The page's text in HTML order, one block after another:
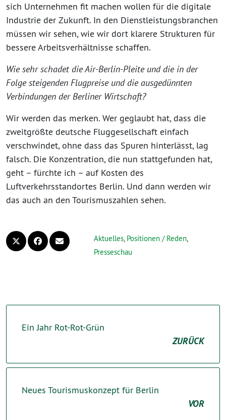
sich Unternehmen fit machen wollen für die digitale
Industrie der Zukunft. In den Dienstleistungsbranchen
müssen wir sehen, wie wir dort klarere Strukturen für
bessere Arbeitsverhältnisse schaffen.
Wie sehr schadet die Air-Berlin-Pleite und die in der
Folge steigenden Flugpreise und die ausgedünnten
Verbindungen der Berliner Wirtschaft?
Wir werden das merken. Wer geglaubt hat, dass die
zweitgrößte deutsche Fluggesellschaft einfach
verschwindet, ohne dass das Spuren hinterlässt, lag
falsch. Die Konzentration, die nun stattgefunden hat,
geht – fürchte ich – auf Kosten des
Luftverkehrsstandortes Berlin. Und dann werden wir
das auch an den Tourismuszahlen sehen.
Aktuelles, Positionen / Reden,
Presseschau
Ein Jahr Rot-Rot-Grün
ZURÜCK
Neues Tourismuskonzept für Berlin
VOR